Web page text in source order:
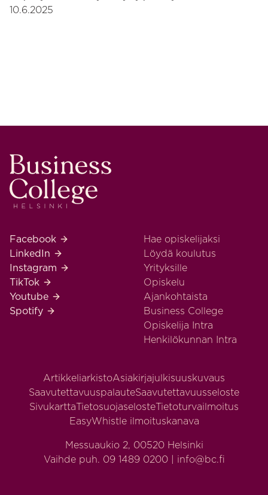
10.6.2025
Business College Helsinki
Business College Helsinki Facebook
Facebook
Business College Helsinki LinkedIn
LinkedIn
Business College Helsinki Instagram
Instagram
Business College Helsinki TikTok
TikTok
Business College Helsinki Youtube
Youtube
Business College Helsinki Spotify
Spotify
Hae opiskelijaksi
Löydä koulutus
Yrityksille
Opiskelu
Ajankohtaista
Business College
Opiskelija Intra
Henkilökunnan Intra
ArtikkeliarkistoAsiakirjajulkisuuskuvaus
SaavutettavuuspalauteSaavutettavuusseloste
SivukarttaTietosuojaselosteTietoturvailmoitus
EasyWhistle ilmoituskanava
Messuaukio 2, 00520 Helsinki
Vaihde puh. 09 1489 0200 | info@bc.fi